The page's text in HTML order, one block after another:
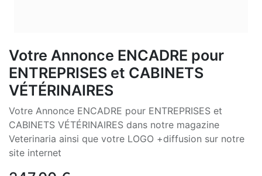
Votre Annonce ENCADRE pour
ENTREPRISES et CABINETS
VÉTÉRINAIRES
Votre Annonce ENCADRE pour ENTREPRISES et
CABINETS VÉTÉRINAIRES dans notre magazine
Veterinaria ainsi que votre LOGO +diffusion sur notre
site internet